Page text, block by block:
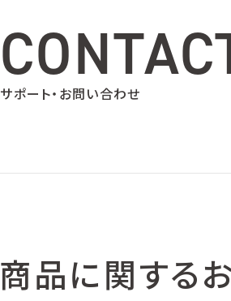
サポート・お問い合わせ
商品に関する